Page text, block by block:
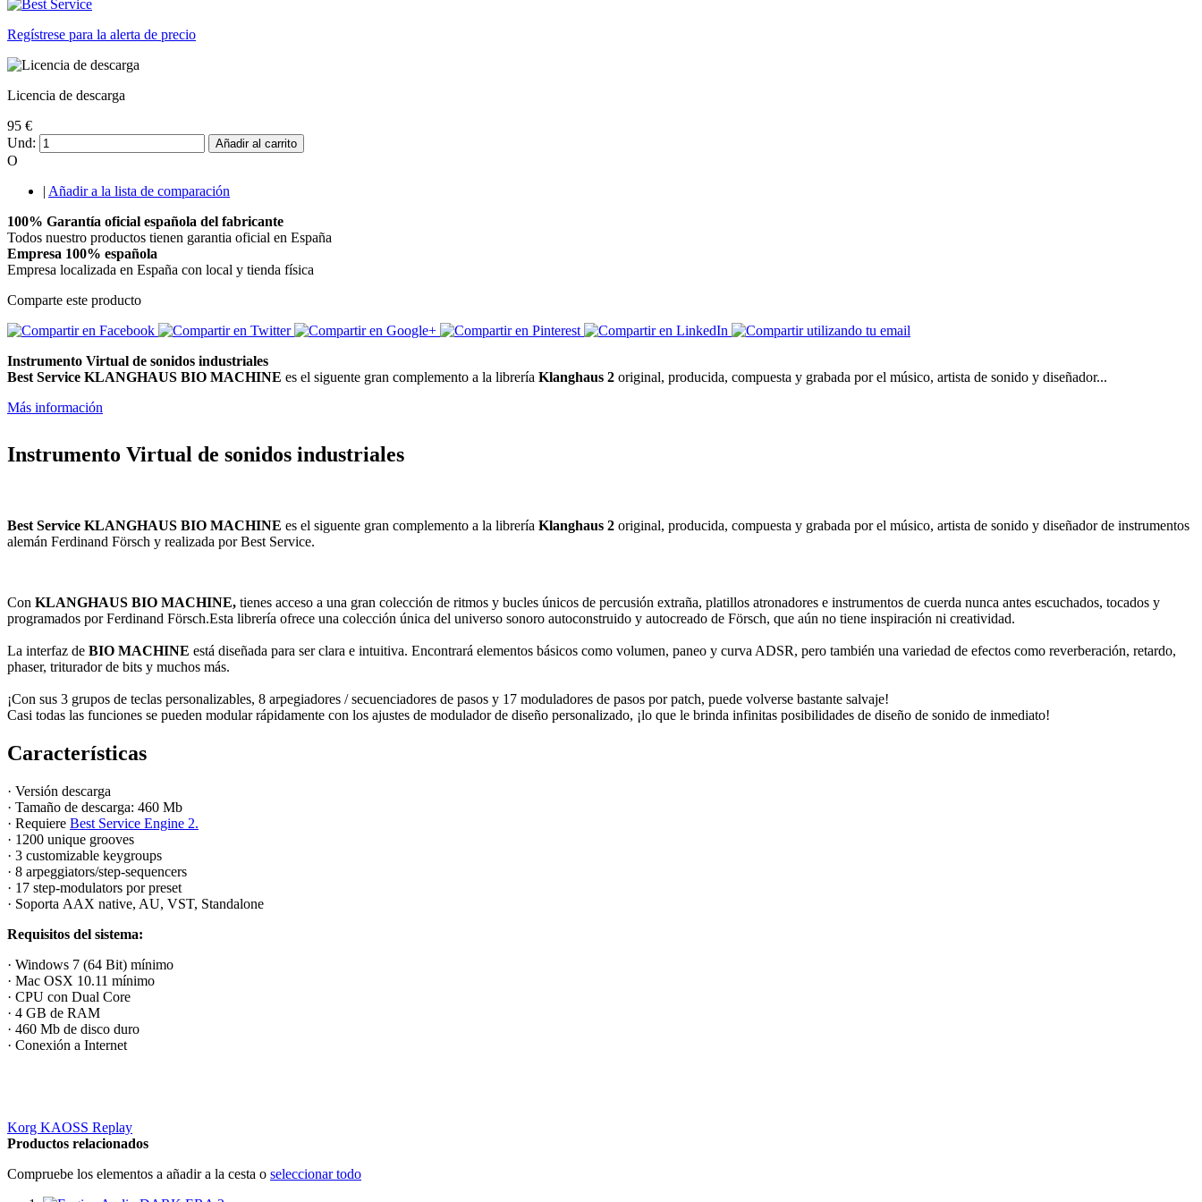
Regístrese para la alerta de precio
Licencia de descarga
95 €
Und:
Añadir al carrito
O
| Añadir a la lista de comparación
100% Garantía oficial española del fabricante
Todos nuestro productos tienen garantia oficial en España
Empresa 100% española
Empresa localizada en España con local y tienda física
Comparte este producto
Instrumento Virtual de sonidos industriales
Best Service KLANGHAUS BIO MACHINE es el siguente gran complemento a la librería Klanghaus 2 original, producida, compuesta y grabada por el músico, artista de sonido y diseñador...
Más información
Instrumento Virtual de sonidos industriales
Best Service KLANGHAUS BIO MACHINE es el siguente gran complemento a la librería Klanghaus 2 original, producida, compuesta y grabada por el músico, artista de sonido y diseñador de instrumentos
alemán Ferdinand Försch y realizada por Best Service.
Con KLANGHAUS BIO MACHINE, tienes acceso a una gran colección de ritmos y bucles únicos de percusión extraña, platillos atronadores e instrumentos de cuerda nunca antes escuchados, tocados y
programados por Ferdinand Försch.Esta librería ofrece una colección única del universo sonoro autoconstruido y autocreado de Försch, que aún no tiene inspiración ni creatividad.
La interfaz de BIO MACHINE está diseñada para ser clara e intuitiva. Encontrará elementos básicos como volumen, paneo y curva ADSR, pero también una variedad de efectos como reverberación, retardo,
phaser, triturador de bits y muchos más.
¡Con sus 3 grupos de teclas personalizables, 8 arpegiadores / secuenciadores de pasos y 17 moduladores de pasos por patch, puede volverse bastante salvaje!
Casi todas las funciones se pueden modular rápidamente con los ajustes de modulador de diseño personalizado, ¡lo que le brinda infinitas posibilidades de diseño de sonido de inmediato!
Características
· Versión descarga
· Tamaño de descarga: 460 Mb
· Requiere Best Service Engine 2.
· 1200 unique grooves
· 3 customizable keygroups
· 8 arpeggiators/step-sequencers
· 17 step-modulators por preset
· Soporta AAX native, AU, VST, Standalone
Requisitos del sistema:
· Windows 7 (64 Bit) mínimo
· Mac OSX 10.11 mínimo
· CPU con Dual Core
· 4 GB de RAM
· 460 Mb de disco duro
· Conexión a Internet
Korg KAOSS Replay
Productos relacionados
Compruebe los elementos a añadir a la cesta o seleccionar todo